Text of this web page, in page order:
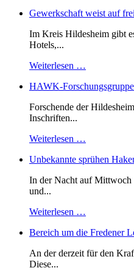
Gewerkschaft weist auf
Im Kreis Hildesheim gibt
Hotels,...
Weiterlesen …
HAWK-
Forschende der
Inschriften...
Weiterlesen …
Unbekannte sprühen
In der Nacht auf Mittwoch
und...
Weiterlesen …
Bereich um die Fredener
An der derzeit für den
Diese...